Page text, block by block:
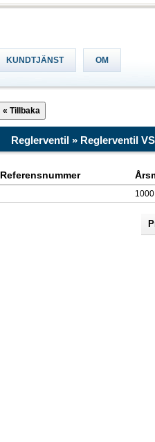
KUNDTJÄNST OM
Reglerventil » Reglerventil
Referensnummer